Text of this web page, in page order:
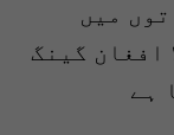
میں
افغان گینگ
ہے